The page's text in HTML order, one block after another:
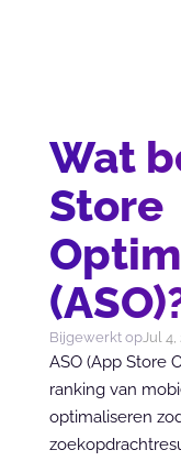
Wat
Store
Bijgewerkt opJul 4,
ASO (App Store
ranking van
optimaliseren